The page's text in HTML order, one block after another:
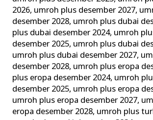
2026, umroh plus desember 2027,
desember 2028, umroh plus dubai
plus dubai desember 2024, umroh
desember 2025, umroh plus dubai
umroh plus dubai desember 2027,
desember 2028, umroh plus eropa
plus eropa desember 2024, umroh
desember 2025, umroh plus eropa
umroh plus eropa desember 2027,
eropa desember 2028, umroh plus